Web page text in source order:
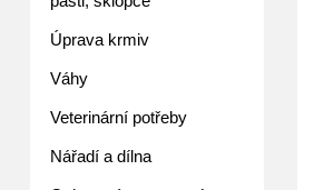
Úprava krmiv
Váhy
Veterinární potřeby
Nářadí a dílna